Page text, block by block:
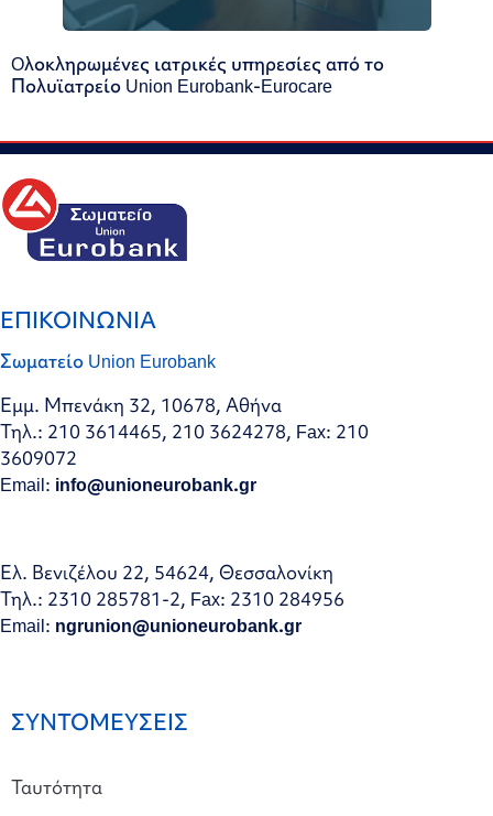
Oλοκληρωμένες ιατρικές υπηρεσίες από το
Πολυϊατρείο Union Eurobank-Eurocare
ΕΠΙΚΟΙΝΩΝΙΑ
Σωματείο Union Eurobank
Εμμ. Μπενάκη 32, 10678, Αθήνα
Τηλ.: 210 3614465, 210 3624278, Fax: 210
3609072
Email: info@unioneurobank.gr
Ελ. Βενιζέλου 22, 54624, Θεσσαλονίκη
Τηλ.: 2310 285781-2, Fax: 2310 284956
Email: ngrunion@unioneurobank.gr
ΣΥΝΤΟΜΕΥΣΕΙΣ
Ταυτότητα